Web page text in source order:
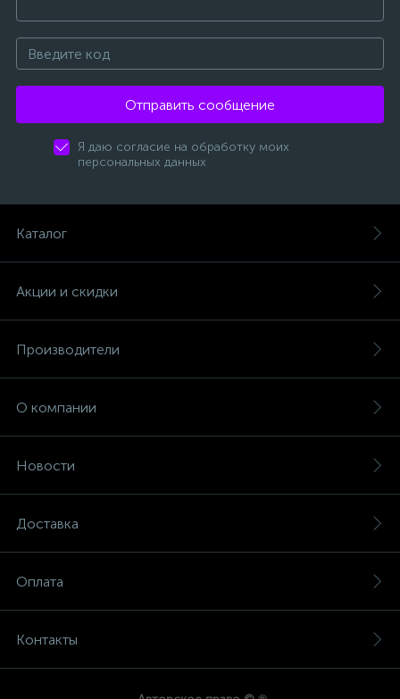
Отправить сообщение
Я даю согласие на обработку моих
персональных данных
Каталог
Акции и скидки
Производители
О компании
Новости
Доставка
Оплата
Контакты